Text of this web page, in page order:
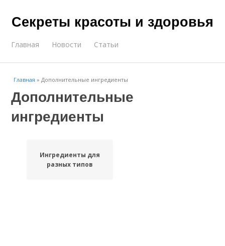
Секреты красоты и здоровья
Главная Новости Статьи
Главная »Дополнительные ингредиенты
Дополнительные
ингредиенты
Ингредиенты для
разных типов